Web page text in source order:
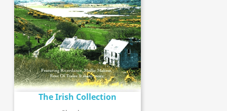
The Irish Collection